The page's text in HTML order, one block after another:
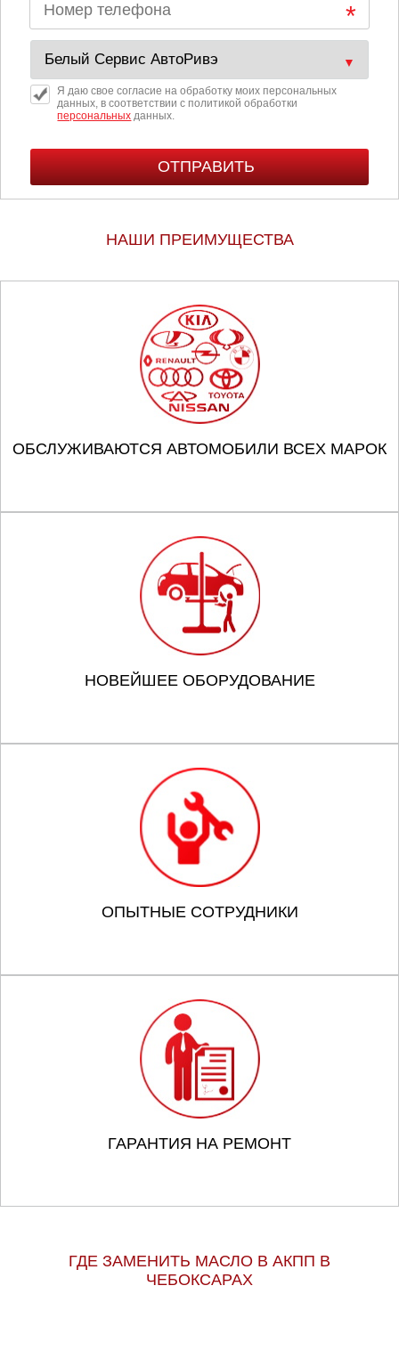
Я даю свое согласие на обработку моих персональных
данных, в соответствии с политикой обработки
персональных данных.
НАШИ ПРЕИМУЩЕСТВА
ОБСЛУЖИВАЮТСЯ АВТОМОБИЛИ ВСЕХ МАРОК
НОВЕЙШЕЕ ОБОРУДОВАНИЕ
ОПЫТНЫЕ СОТРУДНИКИ
ГАРАНТИЯ НА РЕМОНТ
ГДЕ ЗАМЕНИТЬ МАСЛО В АКПП В
ЧЕБОКСАРАХ